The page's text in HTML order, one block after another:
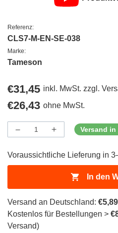
Referenz:
CLS7-M-EN-SE-038
Marke:
Tameson
Regulärer
Preis
€31,45 inkl. MwSt. zzgl.
Regulärer
Preis
€26,43 ohne MwSt.
Menge
Menge
verringern
ProductDrop
Menge
erhöhen
ProductDrop
Versand in
Voraussichtliche Lieferung in
In den
Versand an Deutschland: €5,89
Kostenlos für Bestellungen >
Versand)